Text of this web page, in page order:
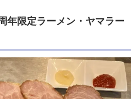
年限定ラーメン・ヤマラー